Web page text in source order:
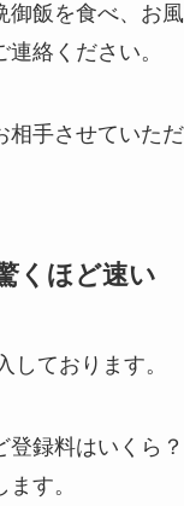
御飯を食べ、お
絡ください。
手させていただ
くほど速い
しております。
登録料はいくら
す。